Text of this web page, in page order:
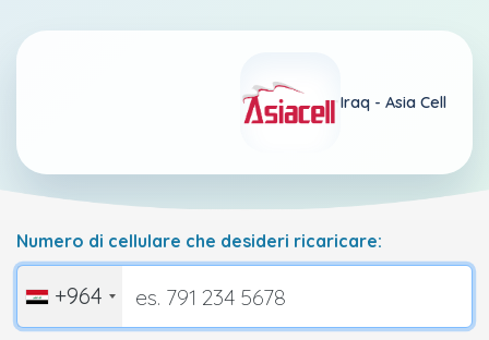
Iraq - Asia Cell
Numero di cellulare che desideri ricaricare:
+964